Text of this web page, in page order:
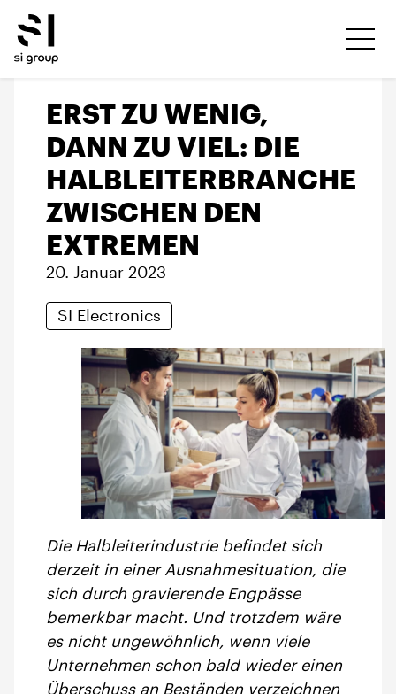
ERST ZU WENIG,
DANN ZU VIEL: DIE
HALBLEITERBRANCHE
ZWISCHEN DEN
EXTREMEN
20. Januar 2023
SI Electronics
Die Halbleiterindustrie befindet sich
derzeit in einer Ausnahmesituation, die
sich durch gravierende Engpässe
bemerkbar macht. Und trotzdem wäre
es nicht ungewöhnlich, wenn viele
Unternehmen schon bald wieder einen
Überschuss an Beständen verzeichnen